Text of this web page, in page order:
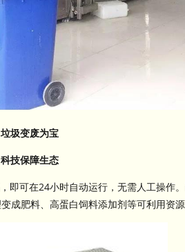
垃圾变废为宝
科技保障生态
可在24小时自动运行，无需人工操作
成肥料、高蛋白饲料添加剂等可利用资源